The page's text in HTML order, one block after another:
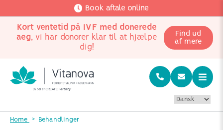
Book aftale online
Kort ventetid på IVF med donerede
aeg, vi har donorer klar til at hjælpe
dig!
Find ud
af mere
Home Behandlinger